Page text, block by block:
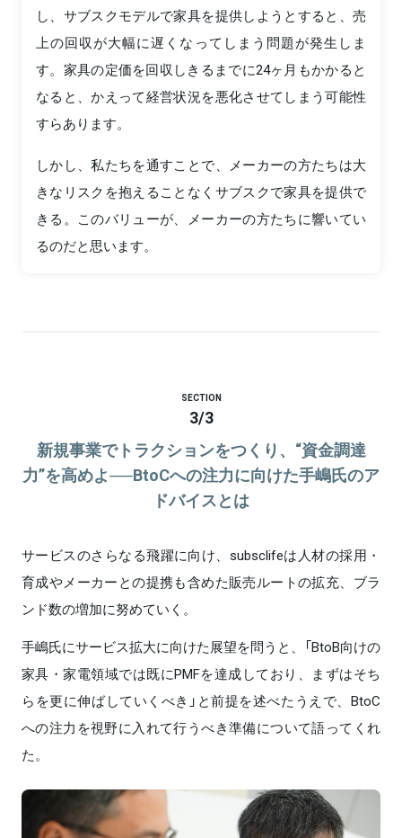
し、サブスクモデルで家具を提供しようとすると、売
上の回収が大幅に遅くなってしまう問題が発生しま
す。家具の定価を回収しきるまでに24ヶ月もかかると
なると、かえって経営状況を悪化させてしまう可能性
すらあります。
しかし、私たちを通すことで、メーカーの方たちは大
きなリスクを抱えることなくサブスクで家具を提供で
きる。このバリューが、メーカーの方たちに響いてい
るのだと思います。
SECTION
3/3
新規事業でトラクションをつくり、“資金調達
力”を高めよ──BtoCへの注力に向けた手嶋氏のア
ドバイスとは
サービスのさらなる飛躍に向け、subsclifeは人材の採用・
育成やメーカーとの提携も含めた販売ルートの拡充、ブラ
ンド数の増加に努めていく。
手嶋氏にサービス拡大に向けた展望を問うと、「BtoB向けの
家具・家電領域では既にPMFを達成しており、まずはそち
らを更に伸ばしていくべき」と前提を述べたうえで、BtoC
への注力を視野に入れて行うべき準備について語ってくれ
た。